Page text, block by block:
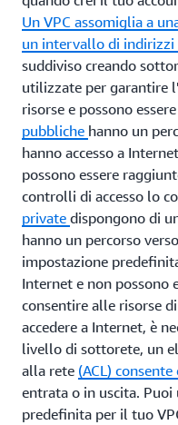
l'accesso. Anziché
impostando le policy
preferibile creare un
autorizzazioni
gruppo. Gli utenti
gruppo. Ciò offre un
controllo degli accessi
capire come funzionano
estendono su più
interagisce in una certa
quindi assicurati di
con IAM.
Seguire queste
un accesso sicuro alle
discuteremo di come
viene creata su AWS.
Un VPC assomiglia a
un intervallo di indirizzi
suddiviso creando
utilizzate per garantire
risorse e possono
pubbliche hanno un
hanno accesso a
possono essere
controlli di accesso lo
private dispongono di
hanno un percorso
impostazione
Internet e non possono
consentire alle risorse
accedere a Internet, è
livello di sottorete, un
alla rete (ACL) consente
entrata o in uscita.
predefinita per il tuo